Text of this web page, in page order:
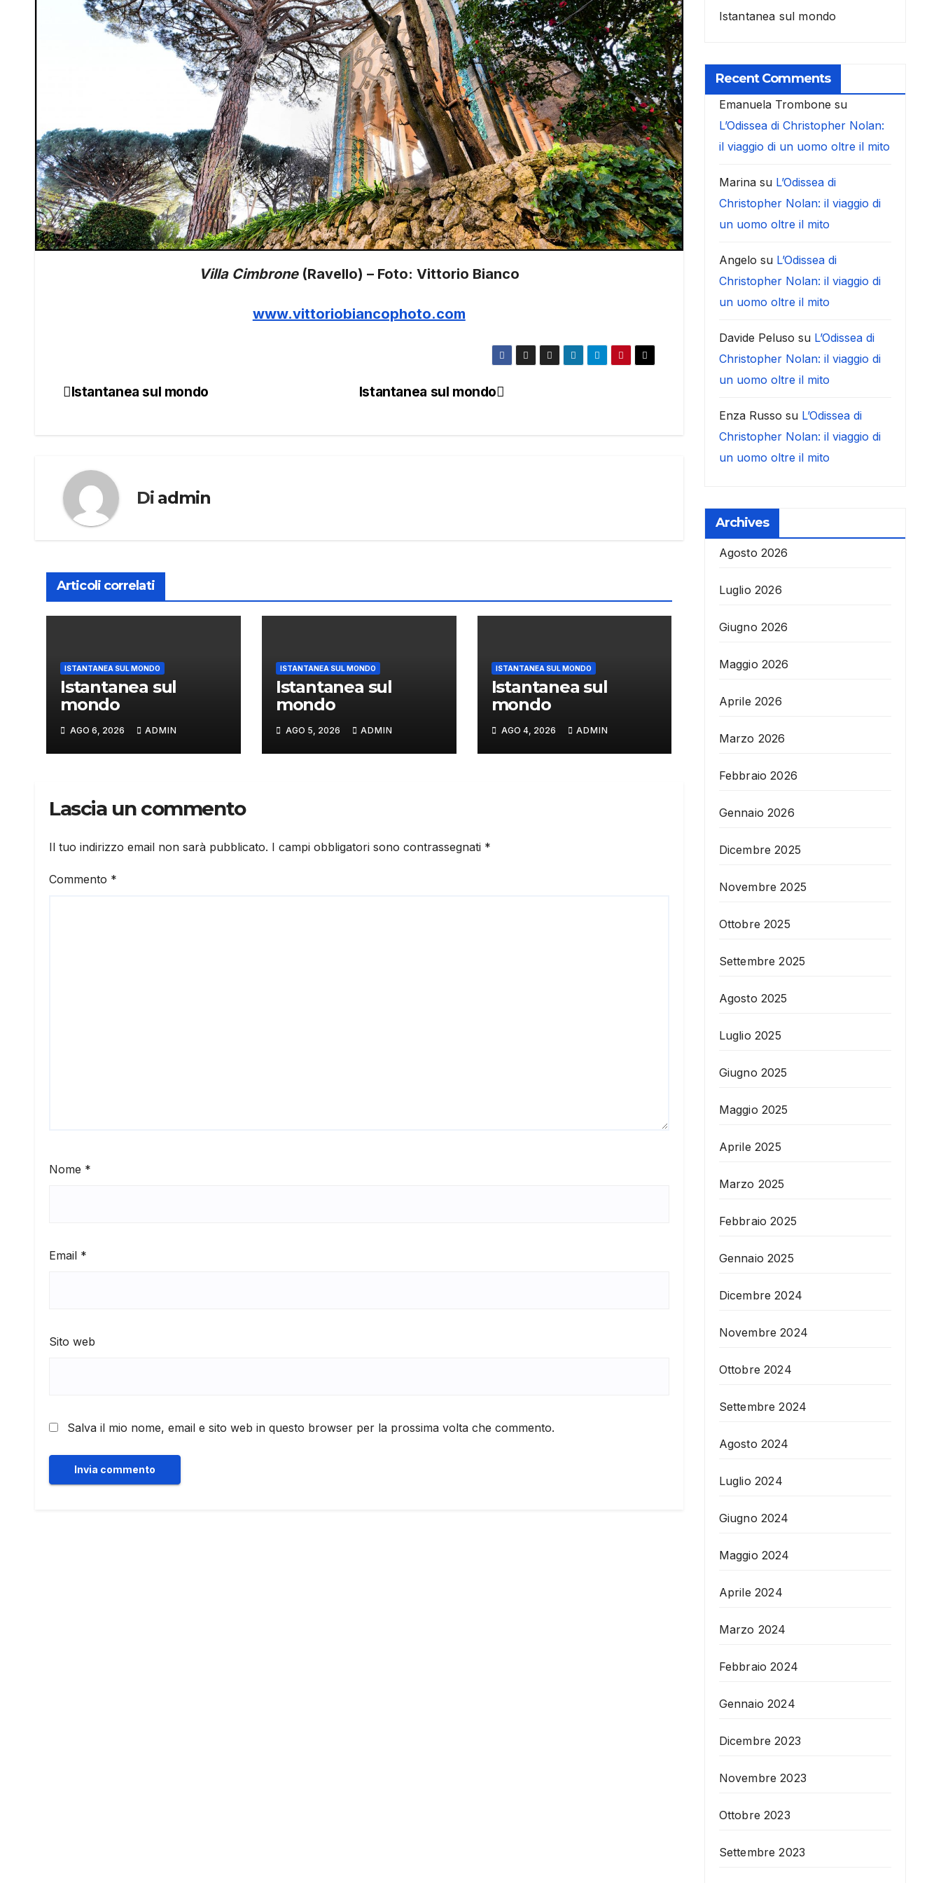
Villa Cimbrone (Ravello) – Foto: Vittorio Bianco
www.vittoriobiancophoto.com
Navigazione
Istantanea sul mondo
Istantanea sul mondo
Di admin
Articoli correlati
ISTANTANEA SUL MONDO
Istantanea sul
mondo
AGO 6, 2026 ADMIN
ISTANTANEA SUL MONDO
Istantanea sul
mondo
AGO 5, 2026 ADMIN
ISTANTANEA SUL MONDO
Istantanea sul
mondo
AGO 4, 2026 ADMIN
Lascia un commento
Il tuo indirizzo email non sarà pubblicato. I campi obbligatori sono contrassegnati *
Commento *
Nome *
Email *
Sito web
Salva il mio nome, email e sito web in questo browser per la prossima volta che commento.
Istantanea sul mondo
Recent Comments
Emanuela Trombone su
L’Odissea di Christopher Nolan:
il viaggio di un uomo oltre il mito
Marinasu L’Odissea di
Christopher Nolan: il viaggio di
un uomo oltre il mito
Angelo su L’Odissea di
Christopher Nolan: il viaggio di
un uomo oltre il mito
Davide Peluso su L’Odissea di
Christopher Nolan: il viaggio di
un uomo oltre il mito
Enza Russo su L’Odissea di
Christopher Nolan: il viaggio di
un uomo oltre il mito
Archives
Agosto 2026
Luglio 2026
Giugno 2026
Maggio 2026
Aprile 2026
Marzo 2026
Febbraio 2026
Gennaio 2026
Dicembre 2025
Novembre 2025
Ottobre 2025
Settembre 2025
Agosto 2025
Luglio 2025
Giugno 2025
Maggio 2025
Aprile 2025
Marzo 2025
Febbraio 2025
Gennaio 2025
Dicembre 2024
Novembre 2024
Ottobre 2024
Settembre 2024
Agosto 2024
Luglio 2024
Giugno 2024
Maggio 2024
Aprile 2024
Marzo 2024
Febbraio 2024
Gennaio 2024
Dicembre 2023
Novembre 2023
Ottobre 2023
Settembre 2023